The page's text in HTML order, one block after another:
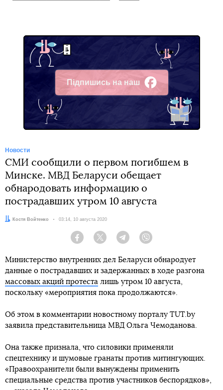
Підпишись на наш
Facebook
Новости
СМИ сообщили о первом погибшем в
Минске. МВД Беларуси обещает
обнародовать информацию о
пострадавших утром 10 августа
Автор:Костя Войтенко Дата:
03:14, 10 августа 2020
Facebook Twitter Telegram
Министерство внутренних дел Беларуси обнародует
данные о пострадавших и задержанных в ходе разгона
массовых акций протеста лишь утром 10 августа,
поскольку «мероприятия пока продолжаются».
Об этом в комментарии новостному порталу TUT.by
заявила представительница МВД Ольга Чемоданова.
Она также признала, что силовики применяли
спецтехнику и шумовые гранаты против митингующих.
«Правоохранители были вынуждены применить
специальные средства против участников беспорядков»,